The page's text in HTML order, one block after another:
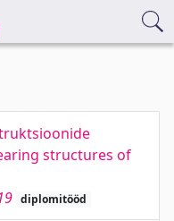
structures of
diplomitööd